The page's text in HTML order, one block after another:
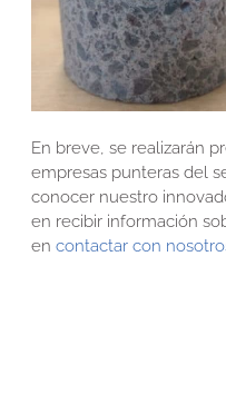
En breve, se realizarán
empresas punteras del
conocer nuestro
en recibir información
en contactar con